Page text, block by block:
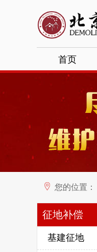
首页
您的位置：
征地补偿
基建征地